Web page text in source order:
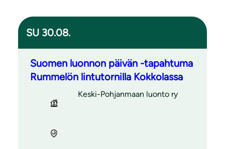
SU 30.08.
Suomen luonnon päivän -tapahtuma
Rummelön lintutornilla Kokkolassa
Keski-Pohjanmaan luonto ry